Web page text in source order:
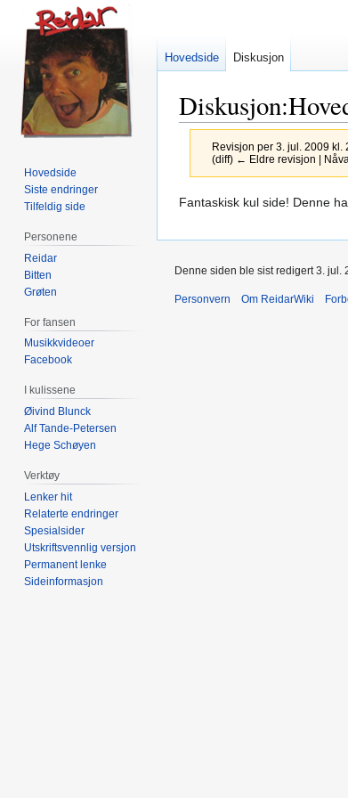
Revisjon per 3. jul. 2009 kl.
(diff) ← Eldre revisjon |
Hopp
navigering
Hopp
søk
Fantaskisk kul side! Denne
Hovedside Diskusjon
Hovedside
Siste endringer
Tilfeldig side
Personene
Reidar
Bitten
Grøten
For fansen
Musikkvideoer
Facebook
I kulissene
Øivind Blunck
Alf Tande-Petersen
Hege Schøyen
Verktøy
Lenker hit
Relaterte endringer
Spesialsider
Utskriftsvennlig versjon
Permanent lenke
Sideinformasjon
Denne siden ble sist redigert 3. jul.
Personvern Om ReidarWiki